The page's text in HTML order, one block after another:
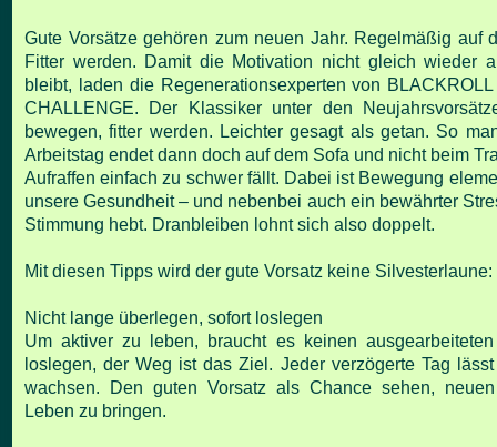
Gute Vorsätze gehören zum neuen Jahr. Regelmäßig auf
Fitter werden. Damit die Motivation nicht gleich wieder
bleibt, laden die Regenerationsexperten von
CHALLENGE. Der Klassiker unter den
bewegen, fitter werden. Leichter gesagt als getan. So
Arbeitstag endet dann doch auf dem Sofa und nicht beim
Aufraffen einfachzu schwer fällt. Dabei ist Bewegung
unsere Gesundheit – und nebenbei auch ein bewährter
Stimmung hebt. Dranbleiben lohnt sich also doppelt.
Mit diesen Tipps wird der gute Vorsatz keine Silvesterlaune:
Nicht lange überlegen, sofort loslegen
Um aktiver zu leben, braucht es keinen
loslegen, der Weg ist das Ziel. Jeder verzögerte Tag
wachsen. Den guten Vorsatz als Chance sehen,
Leben zu bringen.